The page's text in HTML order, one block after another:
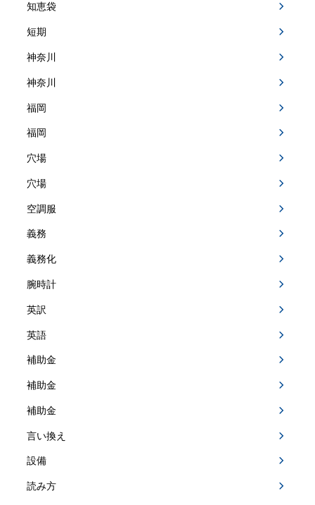
知恵袋
短期
神奈川
神奈川
福岡
福岡
穴場
穴場
空調服
義務
義務化
腕時計
英訳
英語
補助金
補助金
補助金
言い換え
設備
読み方